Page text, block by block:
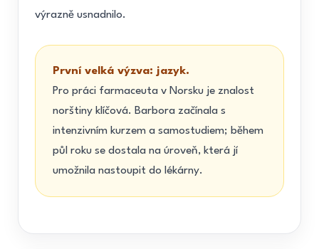
výrazně usnadnilo.
První velká výzva: jazyk.
Pro práci farmaceuta v Norsku je znalost
norštiny klíčová. Barbora začínala s
intenzivním kurzem a samostudiem; během
půl roku se dostala na úroveň, která jí
umožnila nastoupit do lékárny.